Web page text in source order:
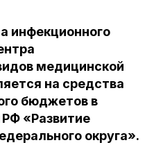
инфекционного
медицинской
на средства
бюджетов в
«Развитие
округа».